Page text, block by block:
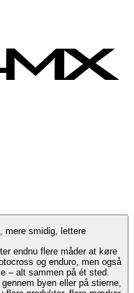
mere smidig, lettere
endnu flere måder at køre
og enduro, men også
– alt sammen på ét sted.
byen eller på stierne,